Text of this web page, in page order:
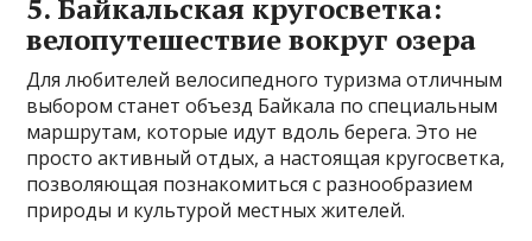
5. Байкальская кругосветка:
велопутешествие вокруг озера
Для любителей велосипедного туризма отличным
выбором станет объезд Байкала по специальным
маршрутам, которые идут вдоль берега. Это не
просто активный отдых, а настоящая кругосветка,
позволяющая познакомиться с разнообразием
природы и культурой местных жителей.